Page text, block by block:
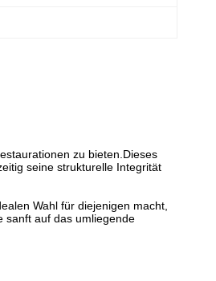
zu bieten.Dieses
seine strukturelle Integrität
Wahl für diejenigen macht,
sanft auf das umliegende